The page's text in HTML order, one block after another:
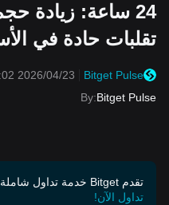
24 ساعة: زيادة
تقلبات حادة في
Bitget Pulse
2026/04/23 16:02
By:Bitget Pulse
تقدم Bitget خدمة تداول شاملة للعملات المشفرة والأسهم والذهب.
تداول الآن!